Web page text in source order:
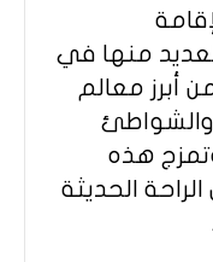
منها في
أبرز معالم
والشواطئ
هذه
الحديثة